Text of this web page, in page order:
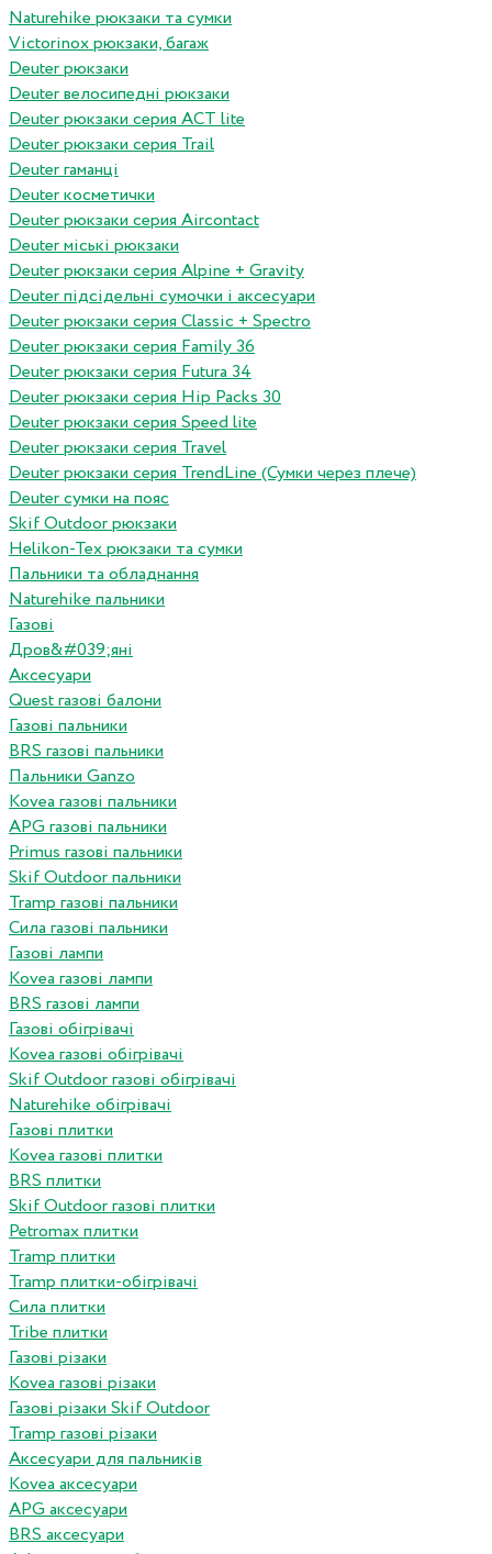
Naturehike рюкзаки та сумки
Victorinox рюкзаки, багаж
Deuter рюкзаки
Deuter велосипедні рюкзаки
Deuter рюкзаки серия ACT lite
Deuter рюкзаки серия Trail
Deuter гаманці
Deuter косметички
Deuter рюкзаки серия Aircontact
Deuter міські рюкзаки
Deuter рюкзаки серия Alpine + Gravity
Deuter підсідельні сумочки і аксесуари
Deuter рюкзаки серия Classic + Spectro
Deuter рюкзаки серия Family 36
Deuter рюкзаки серия Futura 34
Deuter рюкзаки серия Hip Packs 30
Deuter рюкзаки серия Speed lite
Deuter рюкзаки серия Travel
Deuter рюкзаки серия TrendLine (Сумки через плече)
Deuter сумки на пояс
Skif Outdoor рюкзаки
Helikon-Tex рюкзаки та сумки
Пальники та обладнання
Naturehike пальники
Газові
Дров&#039;яні
Аксесуари
Quest газові балони
Газові пальники
BRS газові пальники
Пальники Ganzo
Kovea газові пальники
APG газові пальники
Primus газові пальники
Skif Outdoor пальники
Tramp газові пальники
Сила газові пальники
Газові лампи
Kovea газові лампи
BRS газові лампи
Газові обігрівачі
Kovea газові обігрівачі
Skif Outdoor газові обігрівачі
Naturehike обігрівачі
Газові плитки
Kovea газові плитки
BRS плитки
Skif Outdoor газові плитки
Petromax плитки
Tramp плитки
Tramp плитки-обігрівачі
Сила плитки
Tribe плитки
Газові різаки
Kovea газові різаки
Газові різаки Skif Outdoor
Tramp газові різаки
Аксесуари для пальників
Kovea аксесуари
APG аксесуари
BRS аксесуари